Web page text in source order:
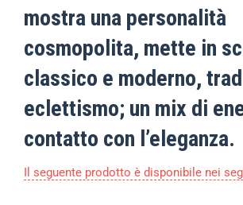
mostra una personalità
cosmopolita, mette in
classico e moderno,
eclettismo; un mix di
contatto con l’eleganza.
Il seguente prodotto è disponibile nei